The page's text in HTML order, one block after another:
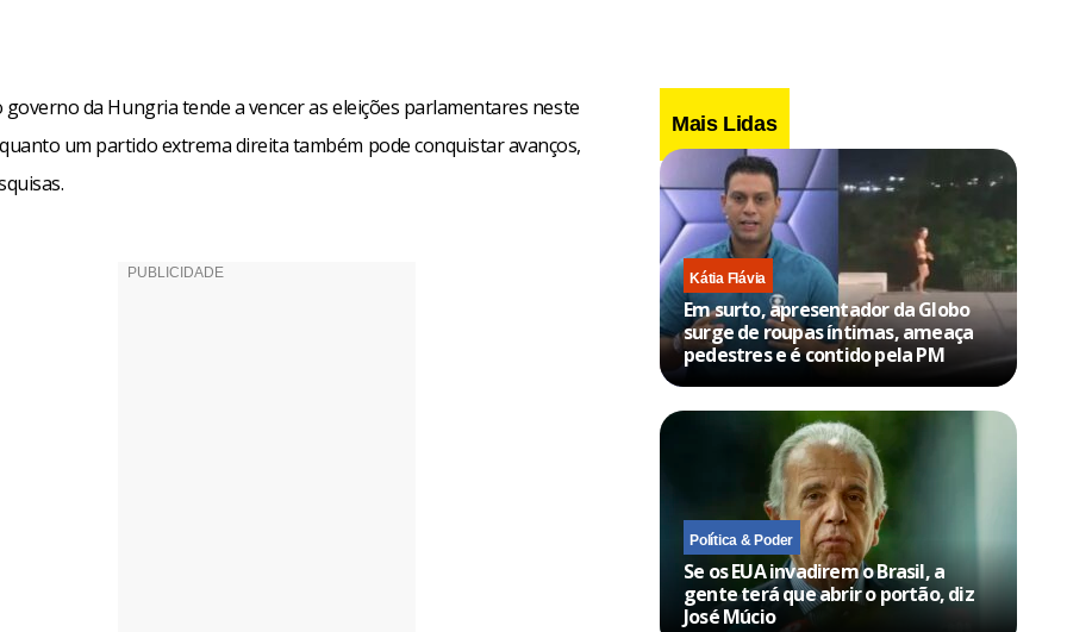
da Hungria tende a vencer as eleições parlamentares neste
um partido extrema direita também pode conquistar avanços,
Mais Lidas
Kátia Flávia
Em surto, apresentador da Globo
surge de roupas íntimas, ameaça
pedestres e é contido pela PM
Política & Poder
Se os EUA invadirem o Brasil, a
gente terá que abrir o portão, diz
José Múcio